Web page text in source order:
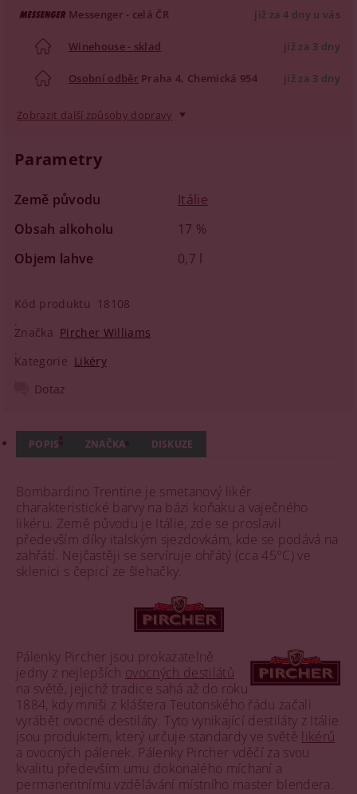
Messenger - celá ČR již za 4 dny u vás
Winehouse - sklad již za 3 dny
Osobní odběr Praha 4, Chemická 954 již za 3 dny
Zobrazit další způsoby dopravy
Parametry
Země původu
Itálie
Obsah alkoholu
17 %
Objem lahve
0,7 l
Kód produktu
18108
Značka Pircher Williams
Kategorie Likéry
Dotaz
POPIS ZNAČKA DISKUZE
Bombardino Trentine je smetanový likér
charakteristické barvy na bázi koňaku a vaječného
likéru. Země původu je Itálie, zde se proslavil
především díky italským sjezdovkám, kde se podává na
zahřátí. Nejčastěji se servíruje ohřátý (cca 45°C) ve
sklenici s čepicí ze šlehačky.
Pálenky Pircher jsou prokazatelně
jedny z nejlepších ovocných destilátů
na světě, jejichž tradice sahá až do roku
1884, kdy mniši z kláštera Teutonského řádu začali
vyrábět ovocné destiláty. Tyto vynikající destiláty z Itálie
jsou produktem, který určuje standardy ve světě likérů
a ovocných pálenek. Pálenky Pircher vděčí za svou
kvalitu především umu dokonalého míchaní a
permanentnímu vzdělávání místního master blendera.